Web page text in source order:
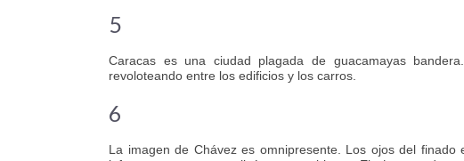
5
Caracas es una ciudad plagada de guacamayas
revoloteando entre los edificios y los carros.
6
La imagen de Chávez es omnipresente. Los ojos del